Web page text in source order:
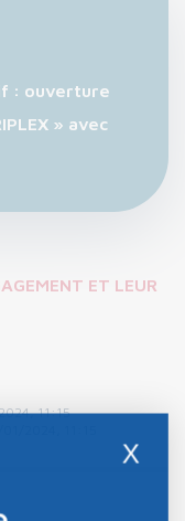
: ouverture
» avec
ET LEUR
11:15
X